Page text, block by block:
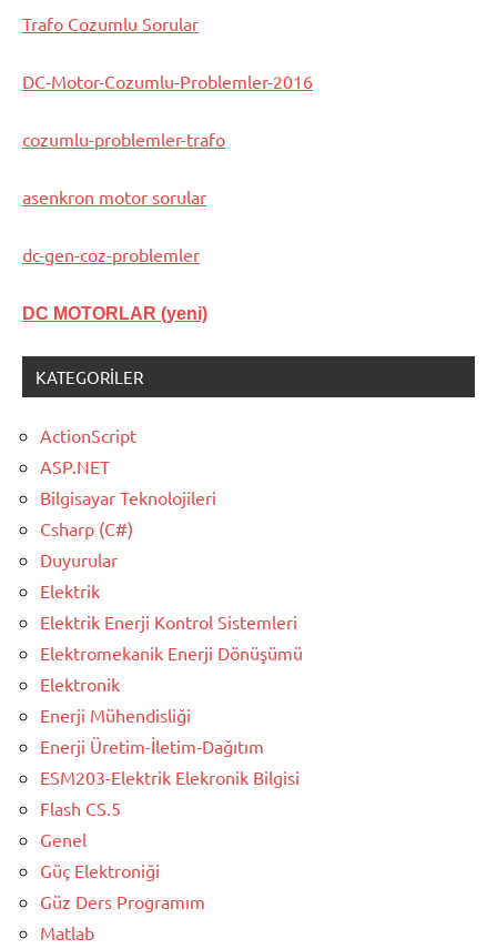
Trafo Cozumlu Sorular
DC-Motor-Cozumlu-Problemler-2016
cozumlu-problemler-trafo
asenkron motor sorular
dc-gen-coz-problemler
DC MOTORLAR (yeni)
KATEGORILER
ActionScript
ASP.NET
Bilgisayar Teknolojileri
Csharp (C#)
Duyurular
Elektrik
Elektrik Enerji Kontrol Sistemleri
Elektromekanik Enerji Dönüşümü
Elektronik
Enerji Mühendisliği
Enerji Üretim-İletim-Dağıtım
ESM203-Elektrik Elekronik Bilgisi
Flash CS.5
Genel
Güç Elektroniği
Güz Ders Programım
Matlab